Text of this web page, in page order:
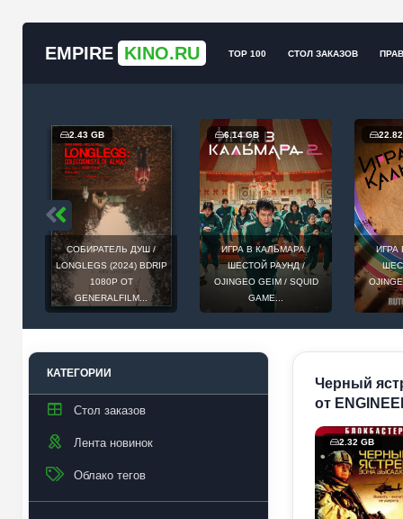
EMPIRE KINO.RU TOP 100 СТОЛ ЗАКАЗОВ
2.43 GB
СОБИРАТЕЛЬ ДУШ /
LONGLEGS (2024) BDRIP
1080P ОТ
GENERALFILM...
6.14 GB
ИГРА В КАЛЬМАРА /
ШЕСТОЙ РАУНД /
OJINGEO GEIM / SQUID
GAME...
ИГРА
КАТЕГОРИИ
Стол заказов
Лента новинок
Облако тегов
Черный
от
2.32 GB